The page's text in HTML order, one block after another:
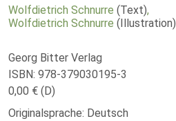
Wolfdietrich Schnurre (Text),
Wolfdietrich Schnurre (Illustration)
Georg Bitter Verlag
ISBN: 978-379030195-3
0,00 € (D)
Originalsprache: Deutsch